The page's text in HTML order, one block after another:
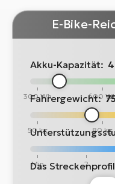
E-Bike-
Akku-Kapazität:
300 Wh 600
Fahrergewicht:
50 kg 80 kg
Min 2
Das